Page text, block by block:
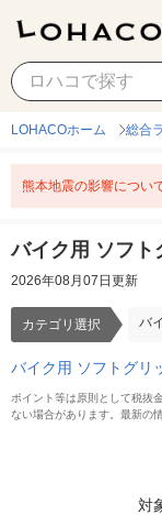
バイク用 ソフト
LOHACOホーム 総合
熊本地震の影響につい
バイク用 ソフト
2026年08月07日更新
カテゴリ選択 バ
バイク用 ソフトグリ
ポイント等は原則として税抜
ない場合があります。最新の
対